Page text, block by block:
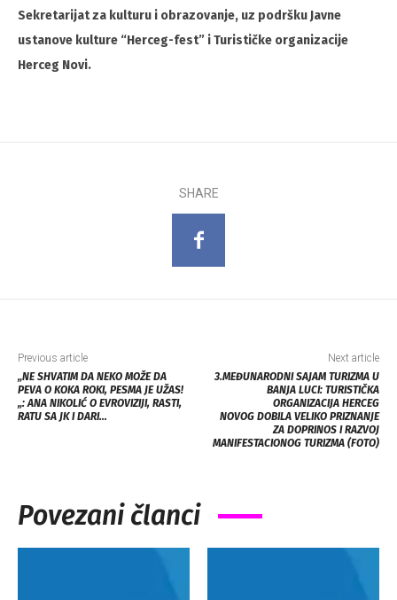
Sekretarijat za kulturu i obrazovanje, uz podršku Javne
ustanove kulture “Herceg-fest” i Turističke organizacije
Herceg Novi.
SHARE
Previous article
„NE SHVATIM DA NEKO MOŽE DA
PEVA O KOKA ROKI, PESMA JE UŽAS!
„: ANA NIKOLIĆ O EVROVIZIJI, RASTI,
RATU SA JK I DARI…
Next article
3.MEĐUNARODNI SAJAM TURIZMA U
BANJA LUCI: TURISTIČKA
ORGANIZACIJA HERCEG
NOVOG DOBILA VELIKO PRIZNANJE
ZA DOPRINOS I RAZVOJ
MANIFESTACIONOG TURIZMA (FOTO)
Povezani članci